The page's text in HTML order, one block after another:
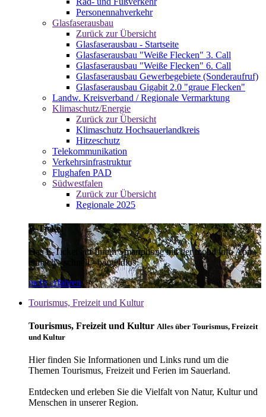
Personennahverkehr
Glasfaserausbau
Zurück zur Übersicht
Glasfaserausbau - Startseite
Glasfaserausbau "Weiße Flecken" 3. Call
Glasfaserausbau "Weiße Flecken" 6. Call
Glasfaserausbau Gewerbegebiete (Sonderaufruf)
Glasfaserausbau Gigabit 2.0 "graue Flecken"
Landw. Kreisverband / Regionale Vermarktung
Klimaschutz/Energie
Zurück zur Übersicht
Klimaschutz Hochsauerlandkreis
Hitzeschutz
Telekommunikation
Verkehrsinfrastruktur
Flughafen PAD
Südwestfalen
Zurück zur Übersicht
Regionale 2025
E-Ticket
Das E-Ticket auf Ihrem Smartphone mit der mobil info App -
einfach - schnell - bargeldlos
mehr erfahren
Tourismus, Freizeit und Kultur
Tourismus, Freizeit und Kultur Alles über Tourismus, Freizeit
und Kultur
Hier finden Sie Informationen und Links rund um die
Themen Tourismus, Freizeit und Ferien im Sauerland.
Entdecken und erleben Sie die Vielfalt von Natur, Kultur und
Menschen in unserer Region.